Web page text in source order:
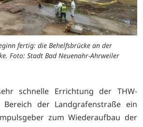
fertig: die Behelfsbrücke an der
Foto: Stadt Bad Neuenahr-Ahrweiler
schnelle Errichtung der THW-
Bereich der Landgrafenstraße ein
zum Wiederaufbau der